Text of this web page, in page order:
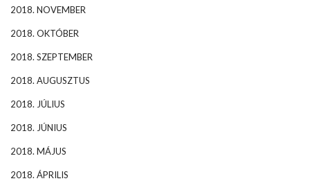
2018. NOVEMBER
2018. OKTÓBER
2018. SZEPTEMBER
2018. AUGUSZTUS
2018. JÚLIUS
2018. JÚNIUS
2018. MÁJUS
2018. ÁPRILIS